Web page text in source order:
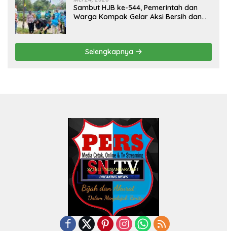
Sambut HJB ke-544, Pemerintah dan
Warga Kompak Gelar Aksi Bersih dan
Selengkapnya